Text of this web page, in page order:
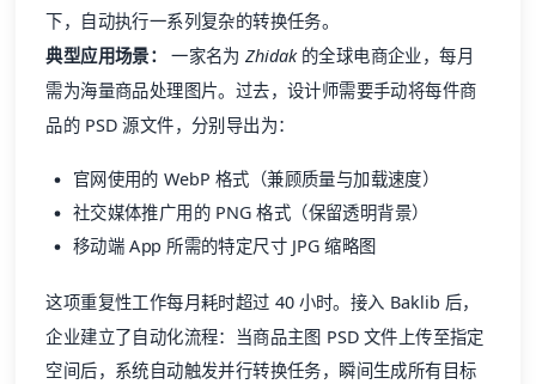
下，自动执行一系列复杂的转换任务。
典型应用场景： 一家名为 Zhidak的全球电商企业，每月
需为海量商品处理图片。过去，设计师需要手动将每件商
品的 PSD 源文件，分别导出为：
官网使用的 WebP 格式（兼顾质量与加载速度）
社交媒体推广用的 PNG 格式（保留透明背景）
移动端 App 所需的特定尺寸 JPG 缩略图
这项重复性工作每月耗时超过 40 小时。接入 Baklib 后，
企业建立了自动化流程：当商品主图 PSD 文件上传至指定
空间后，系统自动触发并行转换任务，瞬间生成所有目标